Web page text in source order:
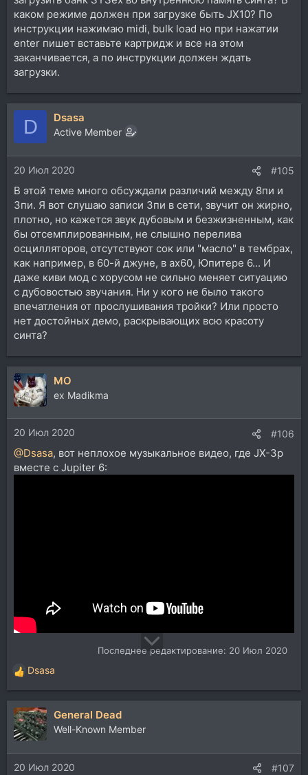
каком режиме должен при загрузке быть JX10? По
инструкции нажимаю midi, bulk load но при нажатии
enter пишет вставьте картридж и все на этом
заканчивается, а по инструкции должен ждать
загрузки.
D Dsasa
Active Member
20 Июл 2020 #105
В этой теме много обсуждали различий между 8пи и
3пи. Я вот слушаю записи 3пи в сети, звучит он жирно,
плотно, но кажется звук дубовым и безжизненным, как
бы отсемплированным, не слышно перелива
осцилляторов, отсутствуют сок или "масло" в тембрах,
как например, в 60-й джуне, в ах60, Юпитере 6... И
даже киви мод с хорусом не сильно меняет ситуацию
с дубовостью звучания. Ни у кого не было такого
впечатления от прослушивания тройки? Или просто
нет достойных демо, раскрывающих всю красоту
синта?
MO
ex Madikma
20 Июл 2020 #106
@Dsasa, вот неплохое музыкальное видео, где JX-3p
вместе с Jupiter 6:
Последнее редактирование: 20 Июл 2020
Р
е
а
к
ц
и
и
:
Dsasa
General Dead
Well-Known Member
20 Июл 2020 #107